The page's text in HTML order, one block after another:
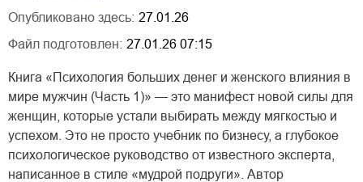
Опубликовано здесь: 27.01.26
Файл подготовлен: 27.01.26 07:15
Книга «Психология больших денег и женского влияния в
мире мужчин (Часть 1)» — это манифест новой силы для
женщин, которые устали выбирать между мягкостью и
успехом. Это не просто учебник по бизнесу, а глубокое
психологическое руководство от известного эксперта,
написанное в стиле «мудрой подруги». Автор